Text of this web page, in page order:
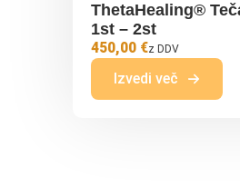
ThetaHealing®
1st – 2st
450,00 €z DDV
Izvedi več